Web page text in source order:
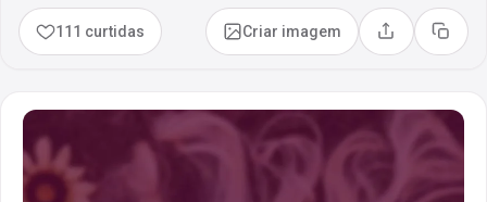
111 curtidas Criar imagem Compartilhar
Copiar